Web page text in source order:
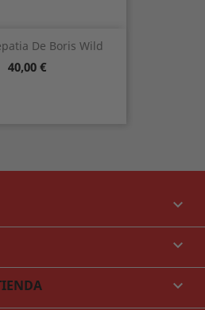
De Boris Wild
Precio
40,00 €


keyboard_arrow_down